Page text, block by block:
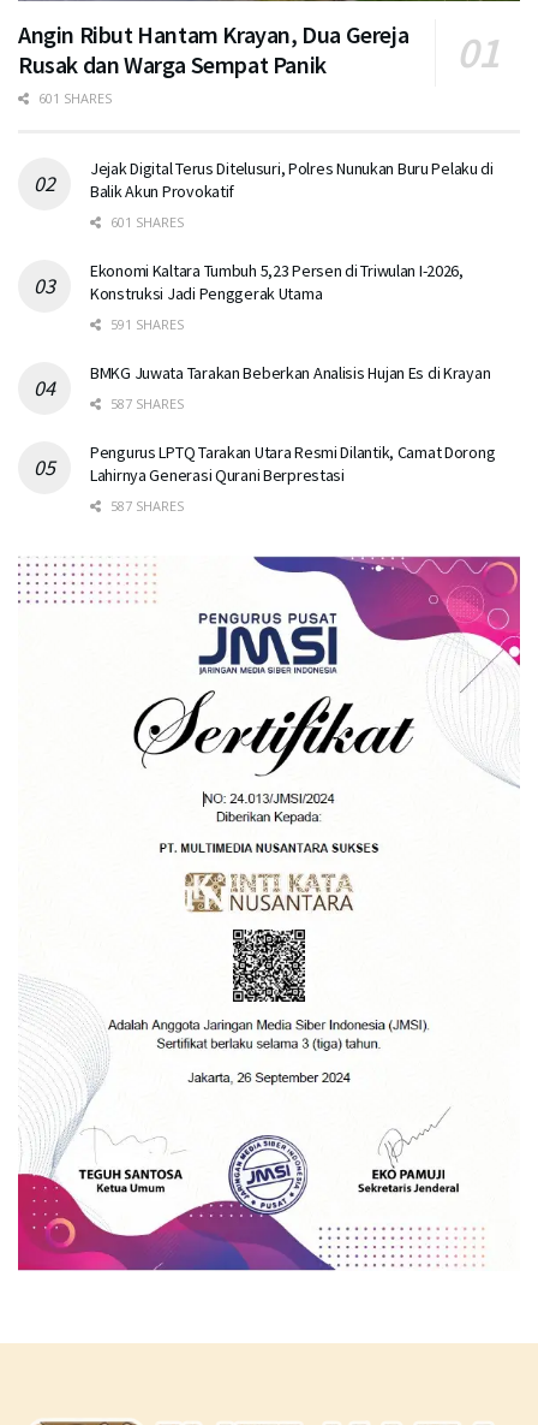
Angin Ribut Hantam Krayan, Dua Gereja
Rusak dan Warga Sempat Panik
601 SHARES
Jejak Digital Terus Ditelusuri, Polres Nunukan Buru Pelaku di
Balik Akun Provokatif
601 SHARES
Ekonomi Kaltara Tumbuh 5,23 Persen di Triwulan I-2026,
Konstruksi Jadi Penggerak Utama
591 SHARES
BMKG Juwata Tarakan Beberkan Analisis Hujan Es di Krayan
587 SHARES
Pengurus LPTQ Tarakan Utara Resmi Dilantik, Camat Dorong
Lahirnya Generasi Qurani Berprestasi
587 SHARES